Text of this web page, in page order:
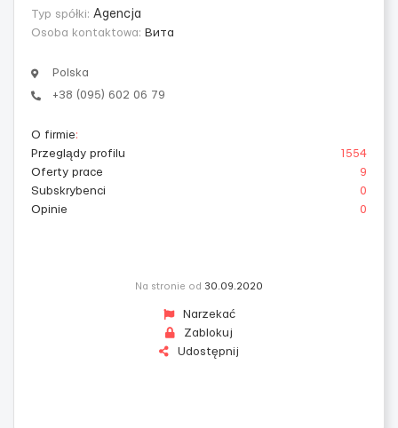
Typ spółki: Agencja
Osoba kontaktowa: Вита
Polska
+38 (095) 602 06 79
O firmie:
Przeglądy profilu
1554
Oferty prace
9
Subskrybenci
0
Opinie
0
Na stronie od 30.09.2020
Narzekać
Zablokuj
Udostępnij